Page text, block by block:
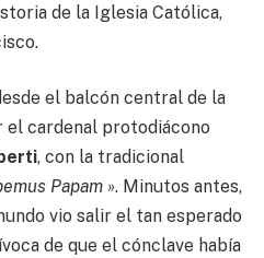
de la Iglesia Católica,
el balcón central de la
el cardenal protodiácono
, con la tradicional
Papam ». Minutos antes,
vio salir el tan esperado
de que el cónclave había